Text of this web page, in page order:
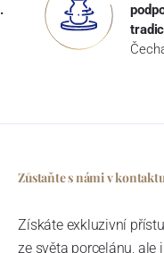
Zůstaňte s námi v
Získáte exkluzivní
ze světa porcelánu, ale